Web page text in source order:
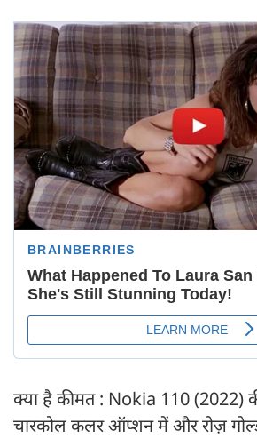
क्या है कीमत : Nokia 110 (2022)
चारकोल कलर ऑप्शन में और रोज़